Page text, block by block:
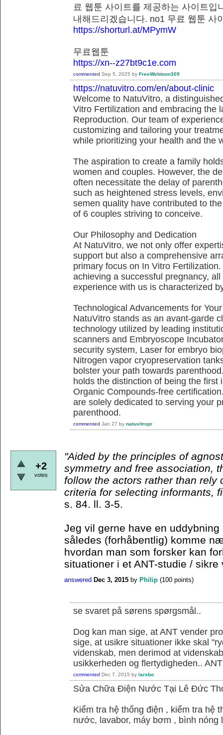
료 웹툰 사이트를 제공하는 사이트
내해드리겠습니다. no1 무료 웹툰
https://shorturl.at/MPymW
무료웹툰
https://xn--z27bt9c1e.com
commented Sep 5, 2025 by FreeWebtoon309
https://natuvitro.com/en/about-clinic
Welcome to NatuVitro, a
Vitro Fertilization and embracing the
Reproduction. Our team of
customizing and tailoring your
while prioritizing your health and the
The aspiration to create a family
women and couples. However, the
often necessitate the delay of
such as heightened stress levels,
semen quality have contributed to
of 6 couples striving to conceive.
Our Philosophy and Dedication
At NatuVitro, we not only offer
support but also a comprehensive
primary focus on In Vitro
achieving a successful pregnancy,
experience with us is characterized
Technological Advancements for
NatuVitro stands as an avant-garde
technology utilized by leading
scanners and Embryoscope
security system, Laser for embryo
Nitrogen vapor cryopreservation
bolster your path towards
holds the distinction of being the
Organic Compounds-free
are solely dedicated to serving your
parenthood.
commented Jan 27 by natuvitropr
+2
votes
"Aided by the principles of
symmetry and free association,
follow the actors rather than rely
criteria for selecting informants,
s. 84. ll. 3-5.
Jeg vil gerne have en
således (forhåbentlig) komme
hvordan man som forsker kan
situationer i et ANT-studie /
answered Dec 3, 2015 by Philip (100 points)
se svaret på sørens spørgsmål..
Dog kan man sige, at ANT vender
sige, at usikre situationer ikke skal
videnskab, men derimod at
usikkerheden og flertydigheden..
commented Dec 7, 2015 by larsbo
Sửa Chữa Điện Nước Tại Lê Đức
Kiểm tra hệ thống điện , kiểm tra hệ
nước, lavabor, máy bơm , bình nóng